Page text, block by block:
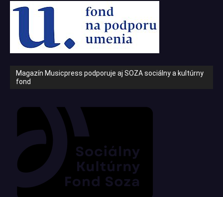
Magazín Musicpress podporuje aj SOZA sociálny a kultúrny
fond